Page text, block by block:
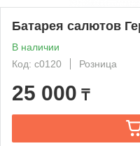
Батарея салютов
В наличии
Код: c0120
Розница
25 000 ₸